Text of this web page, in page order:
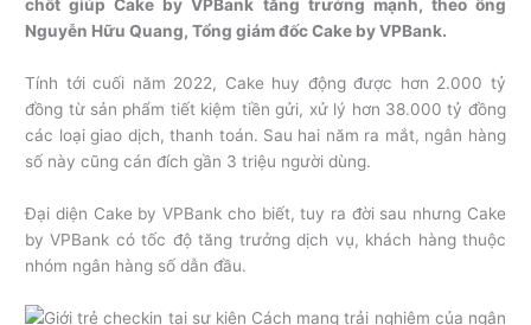
chốt giúp Cake by VPBank tăng trưởng mạnh, theo ông
Nguyễn Hữu Quang, Tổng giám đốc Cake by VPBank.
Tính tới cuối năm 2022, Cake huy động được hơn 2.000 tỷ
đồng từ sản phẩm tiết kiệm tiền gửi, xử lý hơn 38.000 tỷ đồng
các loại giao dịch, thanh toán. Sau hai năm ra mắt, ngân hàng
số này cũng cán đích gần 3 triệu người dùng.
Đại diện Cake by VPBank cho biết, tuy ra đời sau nhưng Cake
by VPBank có tốc độ tăng trưởng dịch vụ, khách hàng thuộc
nhóm ngân hàng số dẫn đầu.